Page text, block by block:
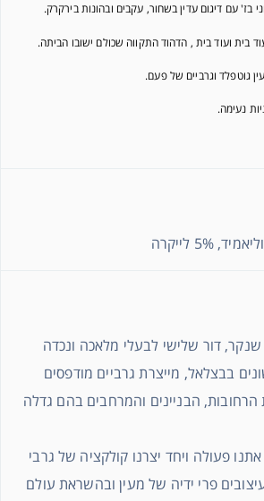
בז' עם דיגום עדין בשחור, עקבים ובהונות בירקרק.
בית ועוד בית , הדהוד התקווה שכולם ישובו הביתה.
גוטפלד וגרביים של פעם.
נעימה.
שנקר, דור שלישי לבעלי מלאכה ונכדה
בבצלאל, מייצרת גרביים מודפסים
הבניינים והמרחבים בהם גדלה
פעולה ויחד יצרנו קולקציה של גרבי
פרי ידיה של מעין ובהשראת עולם